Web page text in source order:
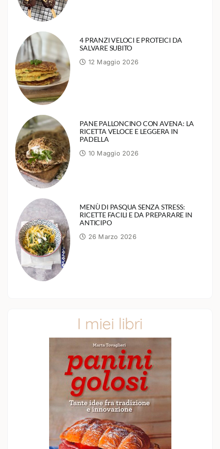
4 PRANZI VELOCI E PROTEICI DA
SALVARE SUBITO
12 Maggio 2026
PANE PALLONCINO CON AVENA: LA
RICETTA VELOCE E LEGGERA IN
PADELLA
10 Maggio 2026
MENÙ DI PASQUA SENZA STRESS:
RICETTE FACILI E DA PREPARARE IN
ANTICIPO
26 Marzo 2026
I miei libri